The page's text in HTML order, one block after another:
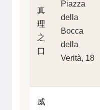
真
理
之
口
Piazza
della
Bocca
della
Verità, 18
威